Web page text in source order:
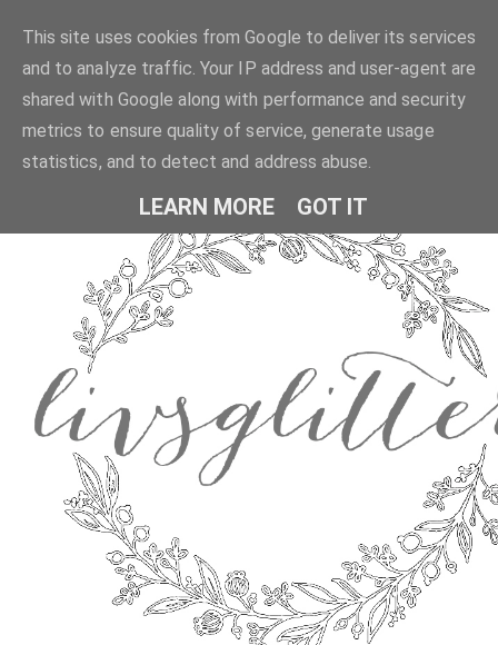
This site uses cookies from Google to deliver its services
and to analyze traffic. Your IP address and user-agent are
shared with Google along with performance and security
metrics to ensure quality of service, generate usage
statistics, and to detect and address abuse.
LEARN MORE GOT IT